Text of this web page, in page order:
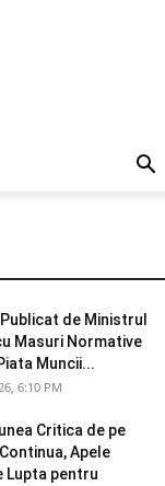
de Ministrul
Masuri Normative
Muncii...
6:10 PM
Critica de pe
Apele
Lupta pentru